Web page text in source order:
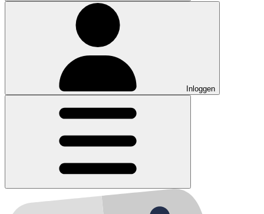
Inloggen